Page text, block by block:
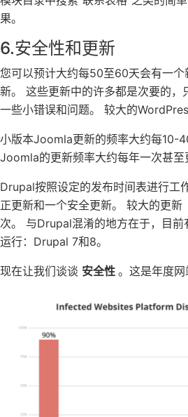
果。
6.安全性和更新
您可以预计大约每50至60天会有一
新。 这些更新中的许多都是次要的，
一些小错误和问题。 较大的
小版本Joomla更新的频率大约每10-
Joomla的更新频率大约每年一次甚至
Drupal按照设定的发布时间表进行工
正更新和一个安全更新。 较大的更新
次。 与Drupal混淆的地方在于，目
运行：Drupal 7和8。
现在让我们谈谈 安全性 。这是年度网